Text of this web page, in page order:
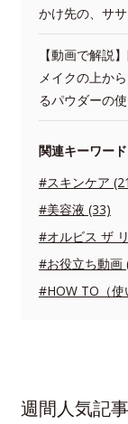
かけ先の、サ
【動画で解説
メイクの上か
るパウダーの
関連キーワード
#スキンケア
#美容液 (33)
#オルビス ザ
#お役立ち動画
#HOW TO（使
週間人気記